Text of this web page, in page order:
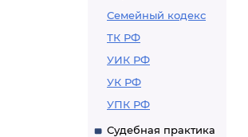
Семейный кодекс
ТК РФ
УИК РФ
УК РФ
УПК РФ
Судебная практика